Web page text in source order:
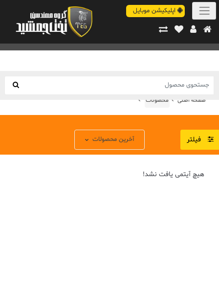
اپلیکیشن موبایل
صفحه اصلی محصولات
فیلتر
هیچ آیتمی یافت نشد!